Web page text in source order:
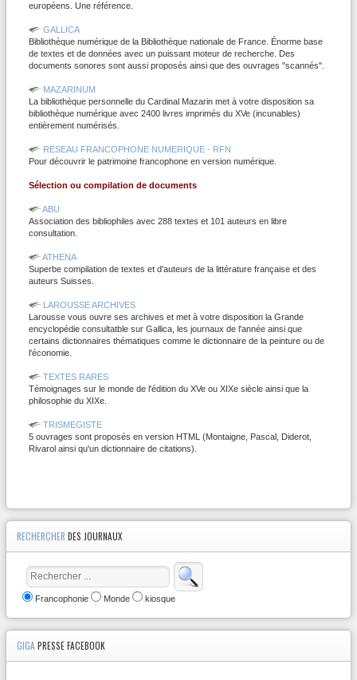
européens. Une référence.
GALLICA
Bibliothèque numérique de la Bibliothèque nationale de France. Énorme base
de textes et de données avec un puissant moteur de recherche. Des
documents sonores sont aussi proposés ainsi que des ouvrages "scannés".
MAZARINUM
La bibliothèque personnelle du Cardinal Mazarin met à votre disposition sa
bibliothèque numérique avec 2400 livres imprimés du XVe (incunables)
entièrement numérisés.
RESEAU FRANCOPHONE NUMERIQUE - RFN
Pour découvrir le patrimoine francophone en version numérique.
Sélection ou compilation de documents
ABU
Association des bibliophiles avec 288 textes et 101 auteurs en libre
consultation.
ATHENA
Superbe compilation de textes et d'auteurs de la littérature française et des
auteurs Suisses.
LAROUSSE ARCHIVES
Larousse vous ouvre ses archives et met à votre disposition la Grande
encyclopédie consultatble sur Gallica, les journaux de l'année ainsi que
certains dictionnaires thématiques comme le dictionnaire de la peinture ou de
l'économie.
TEXTES RARES
Témoignages sur le monde de l'édition du XVe ou XIXe siècle ainsi que la
philosophie du XIXe.
TRISMEGISTE
5 ouvrages sont proposés en version HTML (Montaigne, Pascal, Diderot,
Rivarol ainsi qu'un dictionnaire de citations).
RECHERCHER DES JOURNAUX
Francophonie Monde kiosque
GIGA PRESSE FACEBOOK